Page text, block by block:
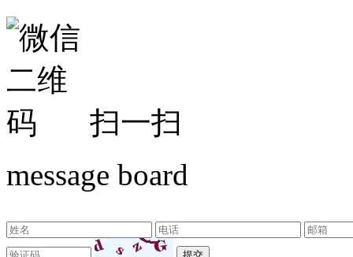
扫一扫
message board